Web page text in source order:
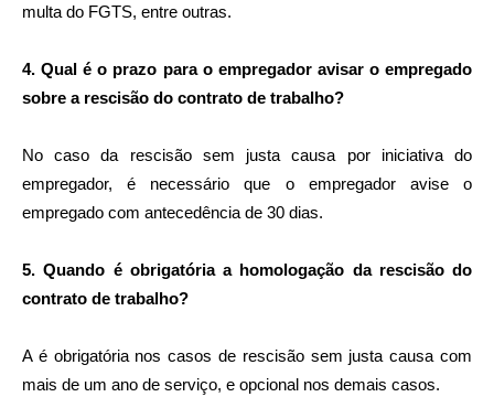
multa do FGTS, entre outras.
4. Qual é o prazo para o empregador avisar o empregado
sobre a rescisão do contrato de trabalho?
No caso da rescisão sem justa causa por iniciativa do
empregador, é necessário que o empregador avise o
empregado com antecedência de 30 dias.
5. Quando é obrigatória a homologação da rescisão do
contrato de trabalho?
A é obrigatória nos casos de rescisão sem justa causa com
mais de um ano de serviço, e opcional nos demais casos.